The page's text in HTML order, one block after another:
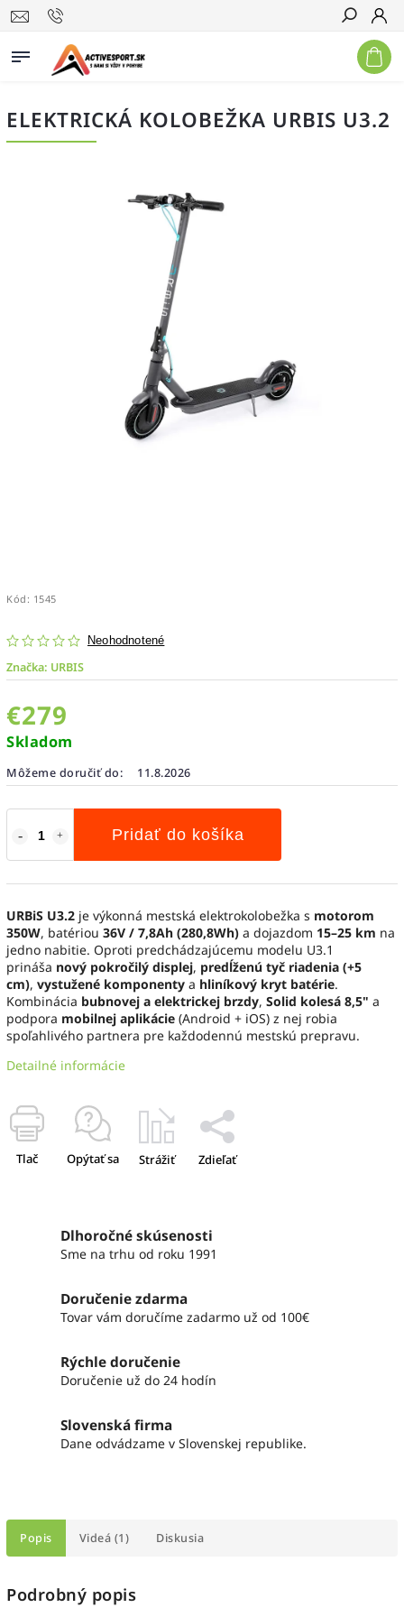
Hľadať
ELEKTRICKÁ KOLOBEŽKA URBIS U3.2
Kód: 1545
Neohodnotené
Značka: URBIS
€279
Skladom
Môžeme doručiť do: 11.8.2026
Pridať do košíka
URBiS U3.2 je výkonná mestská elektrokolobežka s motorom
350W, batériou 36V / 7,8Ah (280,8Wh) a dojazdom 15–25 km na
jedno nabitie. Oproti predchádzajúcemu modelu U3.1
prináša nový pokročilý displej, predĺženú tyč riadenia (+5
cm), vystužené komponenty a hliníkový kryt batérie.
Kombinácia bubnovej a elektrickej brzdy, Solid kolesá 8,5" a
podpora mobilnej aplikácie (Android + iOS) z nej robia
spoľahlivého partnera pre každodennú mestskú prepravu.
Detailné informácie
Tlač Opýtať sa Strážiť Zdieľať
Dlhoročné skúsenosti
Sme na trhu od roku 1991
Doručenie zdarma
Tovar vám doručíme zadarmo už od 100€
Rýchle doručenie
Doručenie už do 24 hodín
Slovenská firma
Dane odvádzame v Slovenskej republike.
Popis Videá (1) Diskusia
Podrobný popis